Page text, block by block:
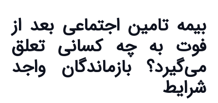
بیمه تامین اجتماعی بعد از
فوت به چه کسانی تعلق
می‌گیرد؟ بازماندگان واجد
شرایط